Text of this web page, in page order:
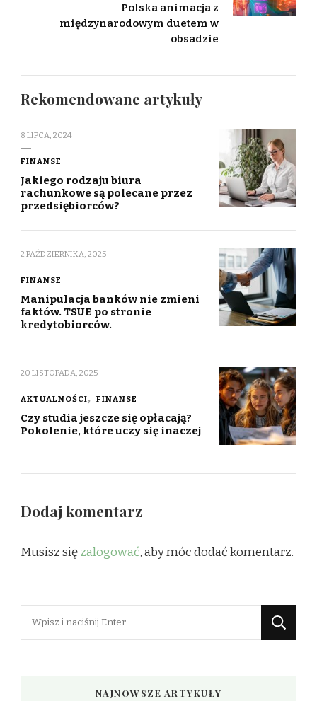
Polska animacja z
międzynarodowym duetem w
obsadzie
Rekomendowane artykuły
8 LIPCA, 2024
FINANSE
Jakiego rodzaju biura
rachunkowe są polecane przez
przedsiębiorców?
2 PAŹDZIERNIKA, 2025
FINANSE
Manipulacja banków nie zmieni
faktów. TSUE po stronie
kredytobiorców.
20 LISTOPADA, 2025
AKTUALNOŚCI FINANSE
Czy studia jeszcze się opłacają?
Pokolenie, które uczy się inaczej
Dodaj komentarz
Musisz sięzalogować, aby móc dodać komentarz.
NAJNOWSZE ARTYKUŁY